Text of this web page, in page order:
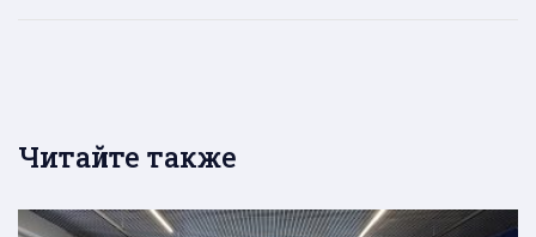
Читайте также